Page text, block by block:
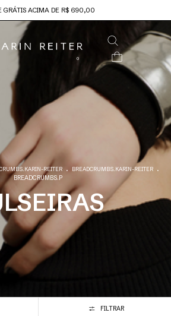
GRÁTIS ACIMA DE R$ 690,00
0
REITER . BREADCRUMBS.KARIN-REITER .
BREADCRUMBS.P
FILTRAR